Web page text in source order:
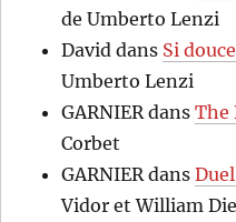
de Umberto Lenzi
David dans Si
Umberto Lenzi
GARNIER dansThe
Corbet
GARNIER dans
Vidor et William